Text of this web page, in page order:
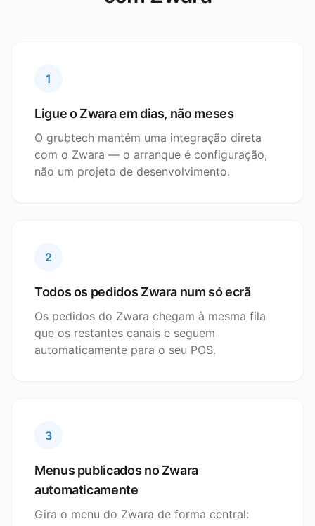
1
Ligue o Zwara em dias, não meses
O grubtech mantém uma integração direta
com o Zwara — o arranque é configuração,
não um projeto de desenvolvimento.
2
Todos os pedidos Zwara num só ecrã
Os pedidos do Zwara chegam à mesma fila
que os restantes canais e seguem
automaticamente para o seu POS.
3
Menus publicados no Zwara
automaticamente
Gira o menu do Zwara de forma central: